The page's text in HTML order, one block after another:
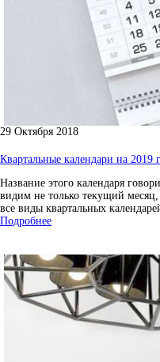
29 Октября 2018
Квартальные календари на 2019
Название этого календаря
видим не только текущий месяц,
все виды квартальных
Подробнее